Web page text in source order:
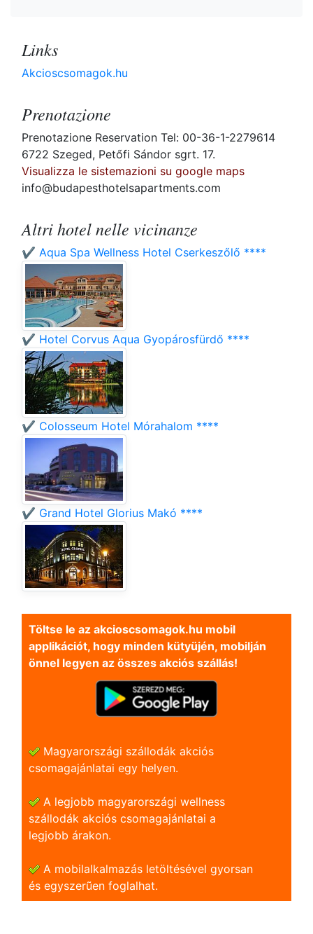
Links
Akcioscsomagok.hu
Prenotazione
Prenotazione Reservation Tel: 00-36-1-2279614
6722 Szeged, Petőfi Sándor sgrt. 17.
Visualizza le sistemazioni su google maps
info@budapesthotelsapartments.com
Altri hotel nelle vicinanze
✔️ Aqua Spa Wellness Hotel Cserkeszőlő ****
✔️ Hotel Corvus Aqua Gyopárosfürdő ****
✔️ Colosseum Hotel Mórahalom ****
✔️ Grand Hotel Glorius Makó ****
Töltse le az akcioscsomagok.hu mobil
applikációt, hogy minden kütyüjén, mobilján
önnel legyen az összes akciós szállás!
Magyarországi szállodák akciós
csomagajánlatai egy helyen.
A legjobb magyarországi wellness
szállodák akciós csomagajánlatai a
legjobb árakon.
A mobilalkalmazás letöltésével gyorsan
és egyszerũen foglalhat.